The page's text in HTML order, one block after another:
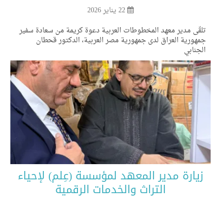
مدير معهد المخطوطات العربية دعوة كريمة من سعادة سفير
العراق لدى جمهورية مصر العربية، الدكتور قحطان
مدير المعهد لمؤسسة (عِلم) لإحياء
التراث والخدمات الرقمية